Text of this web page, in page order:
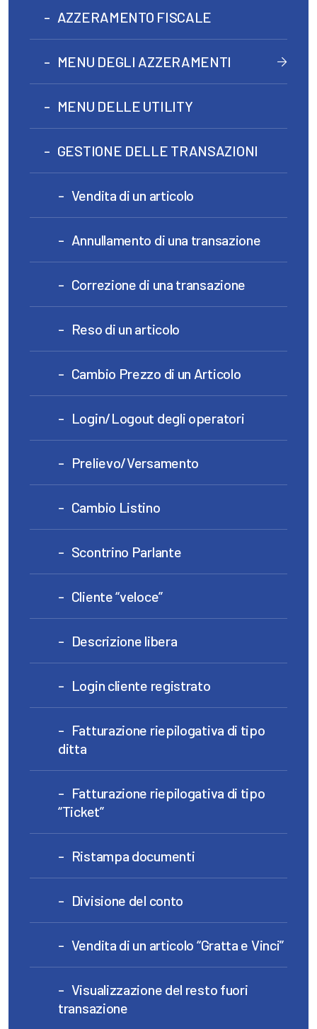
AZZERAMENTO FISCALE
MENU DEGLI AZZERAMENTI
MENU DELLE UTILITY
GESTIONE DELLE TRANSAZIONI
Vendita di un articolo
Annullamento di una transazione
Correzione di una transazione
Reso di un articolo
Cambio Prezzo di un Articolo
Login/Logout degli operatori
Prelievo/Versamento
Cambio Listino
Scontrino Parlante
Cliente “veloce”
Descrizione libera
Login cliente registrato
Fatturazione riepilogativa di tipo
ditta
Fatturazione riepilogativa di tipo
“Ticket”
Ristampa documenti
Divisione del conto
Vendita di un articolo “Gratta e Vinci”
Visualizzazione del resto fuori
transazione